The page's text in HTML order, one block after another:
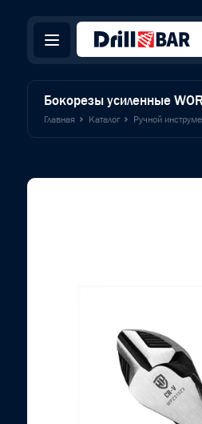
Бокорезы усиленные
Главная Каталог Ручной